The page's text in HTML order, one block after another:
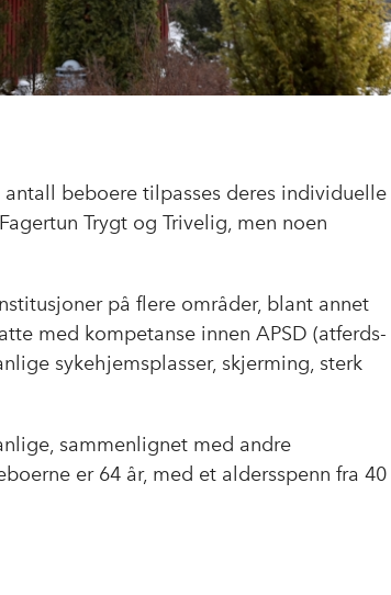
beboere tilpasses deres individuelle
Trygt og Trivelig, men noen
på flere områder, blant annet
med kompetanse innen APSD (atferds-
sykehjemsplasser, skjerming, sterk
sammenlignet med andre
er 64 år, med et aldersspenn fra 40